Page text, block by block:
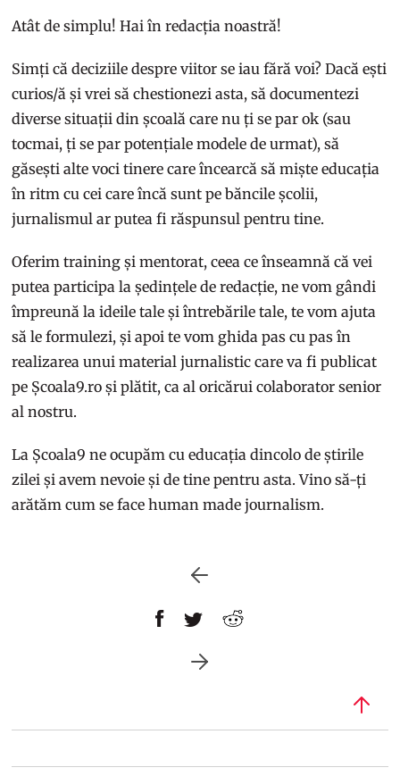
Atât de simplu! Hai în redacția noastră!
Simți că deciziile despre viitor se iau fără voi? Dacă ești
curios/ă și vrei să chestionezi asta, să documentezi
diverse situații din școală care nu ți se par ok (sau
tocmai, ți se par potențiale modele de urmat), să
găsești alte voci tinere care încearcă să miște educația
în ritm cu cei care încă sunt pe băncile școlii,
jurnalismul ar putea fi răspunsul pentru tine.
Oferim training și mentorat, ceea ce înseamnă că vei
putea participa la ședințele de redacție, ne vom gândi
împreună la ideile tale și întrebările tale, te vom ajuta
să le formulezi, și apoi te vom ghida pas cu pas în
realizarea unui material jurnalistic care va fi publicat
pe Școala9.ro și plătit, ca al oricărui colaborator senior
al nostru.
La Școala9 ne ocupăm cu educația dincolo de știrile
zilei și avem nevoie și de tine pentru asta. Vino să-ți
arătăm cum se face human made journalism.